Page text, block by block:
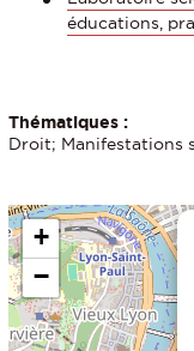
éducations,
Thématiques :
Droit; Manifestations
+
−